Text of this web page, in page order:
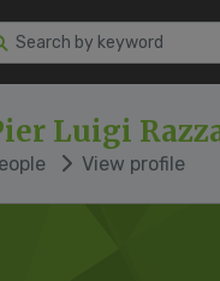
Luigi
View profile